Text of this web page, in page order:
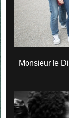
Monsieur le